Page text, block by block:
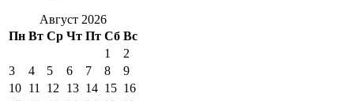
Август 2026
Пн Вт Ср Чт Пт Сб Вс
1
2
3
4 5 6 7 8
9
10 11 12 13 14 15 16